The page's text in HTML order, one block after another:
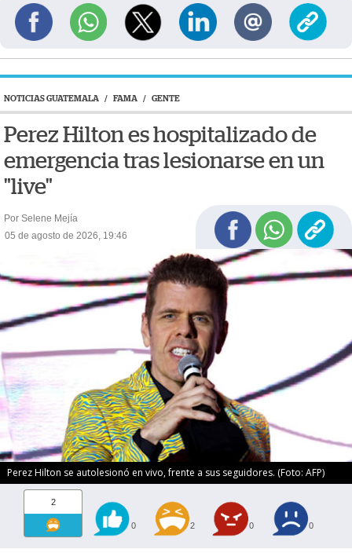
NOTICIAS GUATEMALA / FAMA / GENTE
Perez Hilton es hospitalizado de
emergencia tras lesionarse en un
"live"
Por Selene Mejía
05 de agosto de 2026, 19:46
Perez Hilton se autolesionó en vivo, frente a sus seguidores. (Foto: AFP)
2
0 2 0 0